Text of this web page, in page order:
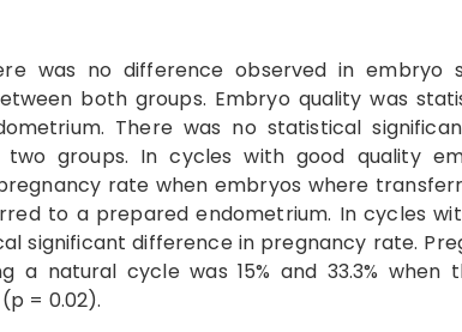
was no difference observed in embryo
both groups. Embryo quality was
There was no statistical
groups. In cycles with good quality
rate when embryos where
to a prepared endometrium. In cycles
significant difference in pregnancy rate.
a natural cycle was 15% and 33.3%
= 0.02).